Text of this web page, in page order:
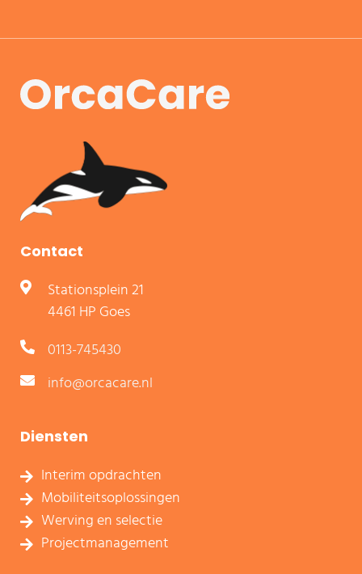
Contact
Stationsplein 21
4461 HP Goes
0113-745430
info@orcacare.nl
Diensten
Interim opdrachten
Mobiliteitsoplossingen
Werving en selectie
Projectmanagement